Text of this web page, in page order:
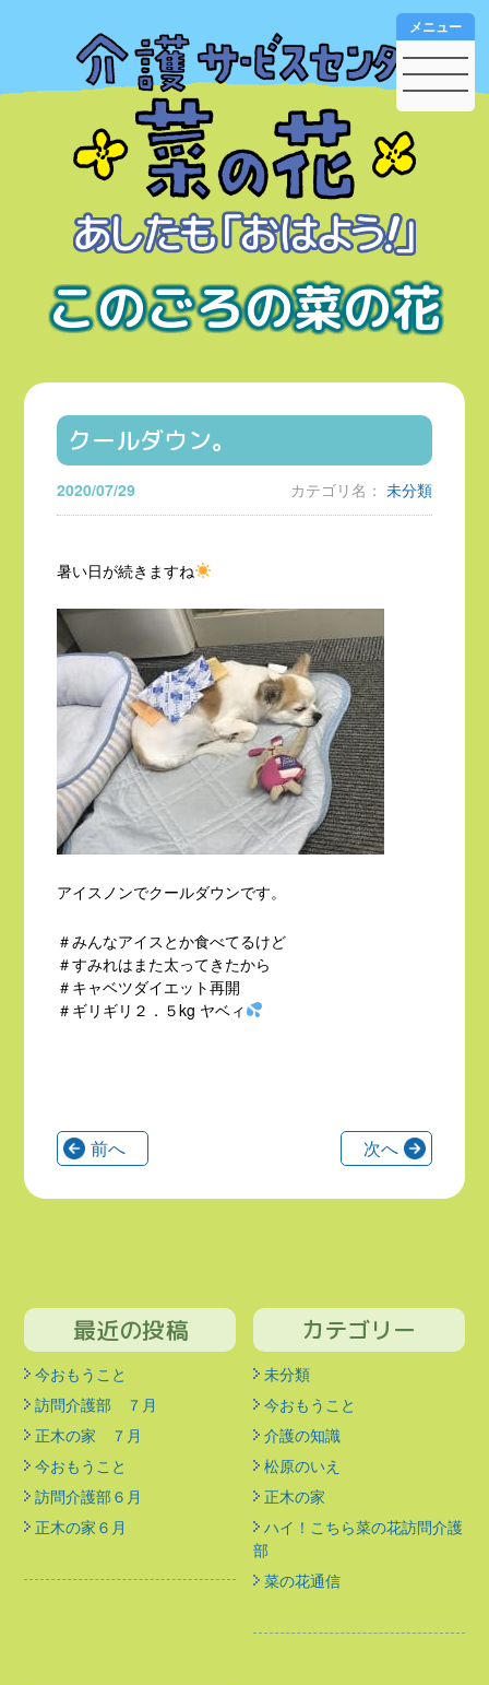
このごろの菜の花
メニュー
クールダウン。
2020/07/29 カテゴリ名： 未分類
暑い日が続きますね
アイスノンでクールダウンです。
＃みんなアイスとか食べてるけど
＃すみれはまた太ってきたから
＃キャベツダイエット再開
＃ギリギリ２．５kg ヤベィ
前へ 次へ
最近の投稿
今おもうこと
訪問介護部 ７月
正木の家 ７月
今おもうこと
訪問介護部６月
正木の家６月
カテゴリー
未分類
今おもうこと
介護の知識
松原のいえ
正木の家
ハイ！こちら菜の花訪問介護
部
菜の花通信